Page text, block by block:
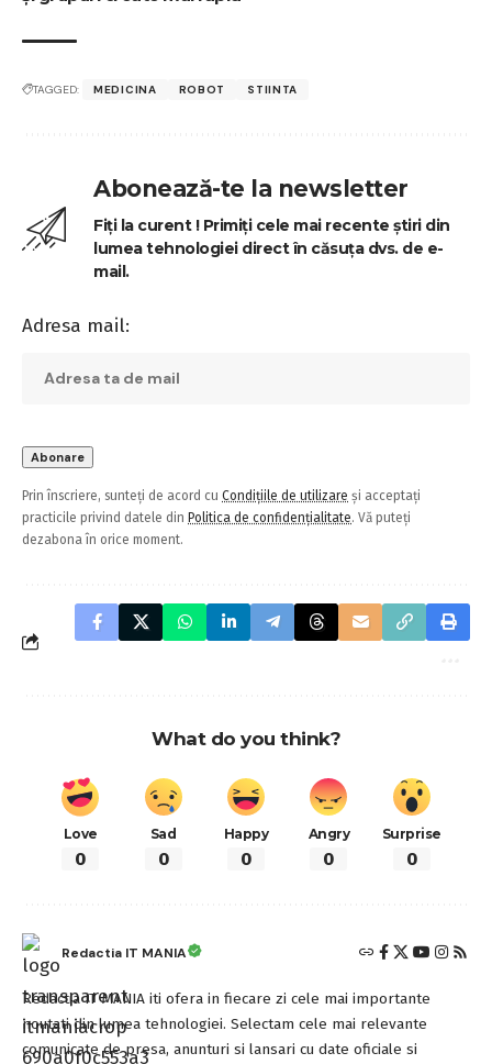
TAGGED: MEDICINA ROBOT STIINTA
Abonează-te la newsletter
Fiți la curent ! Primiți cele mai recente știri din
lumea tehnologiei direct în căsuța dvs. de e-
mail.
Adresa mail:
Prin înscriere, sunteți de acord cu Condițiile de utilizare și acceptați
practicile privind datele din Politica de confidențialitate. Vă puteți
dezabona în orice moment.
What do you think?
Love
0
Sad
0
Happy
0
Angry
0
Surprise
0
Redactia IT MANIA
Redactia IT MANIA iti ofera in fiecare zi cele mai importante
noutati din lumea tehnologiei. Selectam cele mai relevante
comunicate de presa, anunturi si lansari cu date oficiale si